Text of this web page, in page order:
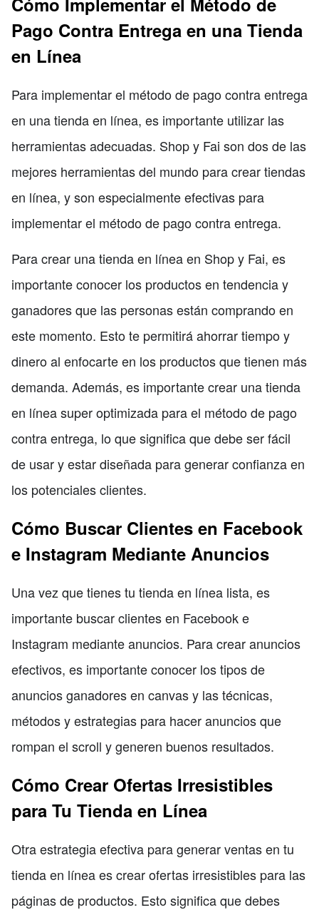
Pago Contra Entrega en una Tienda
en Línea
Para implementar el método de pago contra entrega
en una tienda en línea, es importante utilizar las
herramientas adecuadas. Shop y Fai son dos de las
mejores herramientas del mundo para crear tiendas
en línea, y son especialmente efectivas para
implementar el método de pago contra entrega.
Para crear una tienda en línea en Shop y Fai, es
importante conocer los productos en tendencia y
ganadores que las personas están comprando en
este momento. Esto te permitirá ahorrar tiempo y
dinero al enfocarte en los productos que tienen más
demanda. Además, es importante crear una tienda
en línea super optimizada para el método de pago
contra entrega, lo que significa que debe ser fácil
de usar y estar diseñada para generar confianza en
los potenciales clientes.
Cómo Buscar Clientes en Facebook
e Instagram Mediante Anuncios
Una vez que tienes tu tienda en línea lista, es
importante buscar clientes en Facebook e
Instagram mediante anuncios. Para crear anuncios
efectivos, es importante conocer los tipos de
anuncios ganadores en canvas y las técnicas,
métodos y estrategias para hacer anuncios que
rompan el scroll y generen buenos resultados.
Cómo Crear Ofertas Irresistibles
para Tu Tienda en Línea
Otra estrategia efectiva para generar ventas en tu
tienda en línea es crear ofertas irresistibles para las
páginas de productos. Esto significa que debes